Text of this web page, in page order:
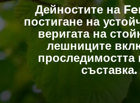
Дейностите на
постигане на
веригата на
лешниците
проследимостта
съставка.